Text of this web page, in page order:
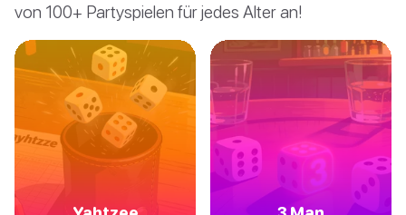
von 100+ Partyspielen für jedes Alter an!